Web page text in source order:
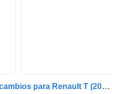
Renault AT2612F caja de cambios para Renault T (2013-) camión